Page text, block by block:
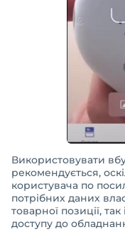
Використовувати
рекомендується,
користувача по
потрібних даних
товарної позиції,
доступу до